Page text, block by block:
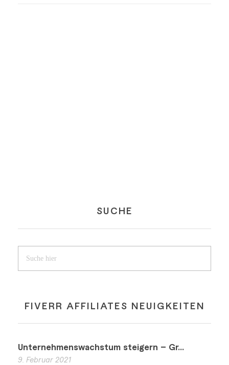
SUCHE
FIVERR AFFILIATES NEUIGKEITEN
Unternehmenswachstum steigern – Gr...
9. Februar 2021